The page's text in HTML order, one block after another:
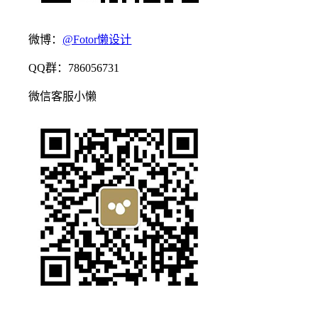
微博： @Fotor懒设计
QQ群：786056731
微信客服小懒